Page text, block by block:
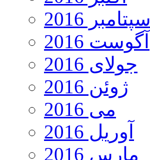
سپتامبر 2016
آگوست 2016
جولای 2016
ژوئن 2016
می 2016
آوریل 2016
مارس 2016